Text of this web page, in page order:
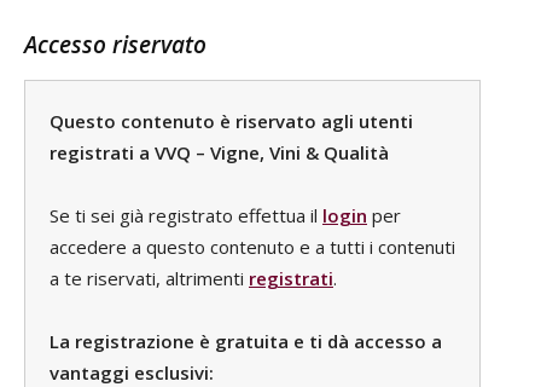
Accesso riservato
Questo contenuto è riservato agli utenti
registrati a VVQ – Vigne, Vini & Qualità
Se ti sei già registrato effettua il login per
accedere a questo contenuto e a tutti i contenuti
a te riservati, altrimenti registrati.
La registrazione è gratuita e ti dà accesso a
vantaggi esclusivi: